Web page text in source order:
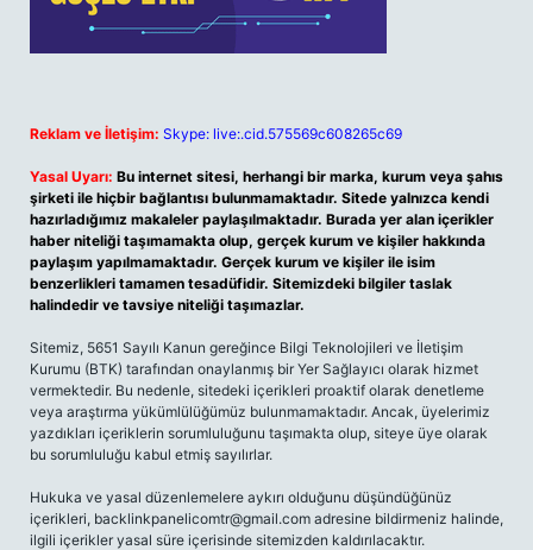
Reklam ve İletişim: Skype: live:.cid.575569c608265c69
Yasal Uyarı: Bu internet sitesi, herhangi bir marka, kurum veya şahıs
şirketi ile hiçbir bağlantısı bulunmamaktadır. Sitede yalnızca kendi
hazırladığımız makaleler paylaşılmaktadır. Burada yer alan içerikler
haber niteliği taşımamakta olup, gerçek kurum ve kişiler hakkında
paylaşım yapılmamaktadır. Gerçek kurum ve kişiler ile isim
benzerlikleri tamamen tesadüfidir. Sitemizdeki bilgiler taslak
halindedir ve tavsiye niteliği taşımazlar.
Sitemiz, 5651 Sayılı Kanun gereğince Bilgi Teknolojileri ve İletişim
Kurumu (BTK) tarafından onaylanmış bir Yer Sağlayıcı olarak hizmet
vermektedir. Bu nedenle, sitedeki içerikleri proaktif olarak denetleme
veya araştırma yükümlülüğümüz bulunmamaktadır. Ancak, üyelerimiz
yazdıkları içeriklerin sorumluluğunu taşımakta olup, siteye üye olarak
bu sorumluluğu kabul etmiş sayılırlar.
Hukuka ve yasal düzenlemelere aykırı olduğunu düşündüğünüz
içerikleri, backlinkpanelicomtr@gmail.com adresine bildirmeniz halinde,
ilgili içerikler yasal süre içerisinde sitemizden kaldırılacaktır.